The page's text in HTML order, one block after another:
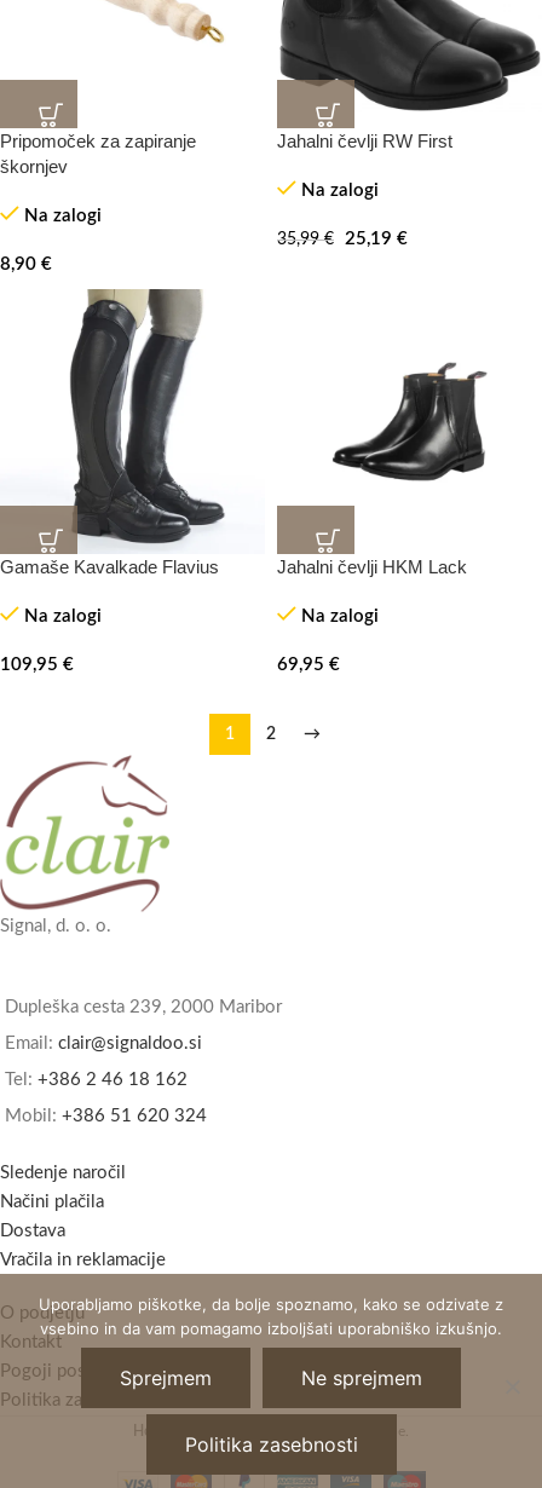
Pripomoček za zapiranje
škornjev
Na zalogi
8,90 €
Jahalni čevlji RW First
Na zalogi
35,99€ 25,19 €
Gamaše Kavalkade Flavius
Na zalogi
109,95 €
Jahalni čevlji HKM Lack
Na zalogi
69,95 €
1 2 →
Signal, d. o. o.
Dupleška cesta 239, 2000 Maribor
Email: clair@signaldoo.si
Tel: +386 2 46 18 162
Mobil: +386 51 620 324
Sledenje naročil
Načini plačila
Dostava
Vračila in reklamacije
O podjetju
Kontakt
Pogoji poslovanja
Politika zasebnosti
Horizont Clair 2021 - Vse pravice pridržane.
Uporabljamo piškotke, da bolje spoznamo, kako se odzivate z
vsebino in da vam pomagamo izboljšati uporabniško izkušnjo.
Sprejmem Ne sprejmem
Politika zasebnosti